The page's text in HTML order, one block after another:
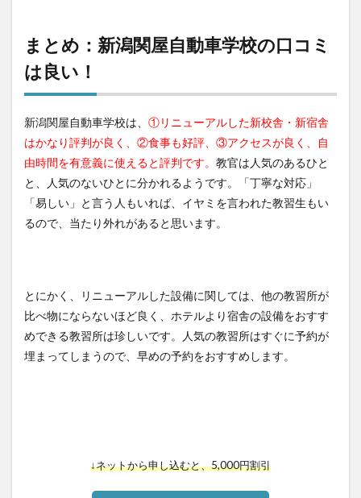
まとめ：新潟関屋自動車学校の口コミ
は良い！
新潟関屋自動車学校は、 ①リ ニューアルした新校舎・新宿舎
はかなり評判が良く、②食事も好評、③アクセスが良く、自
由時間を有意義に使えると評判です。 教官は人気のあるひと
と、人気のないひとに分かれるようです。「丁寧な対応」
「易しい」と言う人もいれば、イヤミを言われた教習生もい
るので、当たり外れがあると思います。
とにかく、リニューアルした設備に関しては、他の教習所が
比べ物にならないほど良く、ホテルより宿舎の設備をおすす
めできる教習所は珍しいです。人気の教習所はすぐに予約が
埋まってしまうので、早めの予約をおすすめします。
↓ネットから申し込むと、5,000円割引